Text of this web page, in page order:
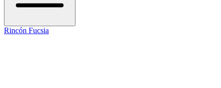
Rincón Fucsia